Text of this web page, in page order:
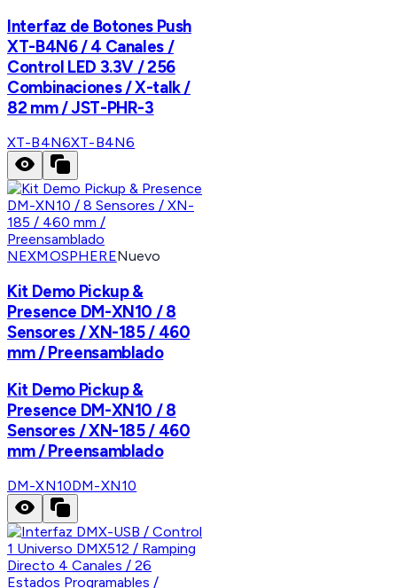
Interfaz de Botones Push
XT-B4N6 / 4 Canales /
Control LED 3.3V / 256
Combinaciones / X-talk /
82 mm / JST-PHR-3
XT-B4N6XT-B4N6
NEXMOSPHERENuevo
Kit Demo Pickup &
Presence DM-XN10 / 8
Sensores / XN-185 / 460
mm / Preensamblado
Kit Demo Pickup &
Presence DM-XN10 / 8
Sensores / XN-185 / 460
mm / Preensamblado
DM-XN10DM-XN10